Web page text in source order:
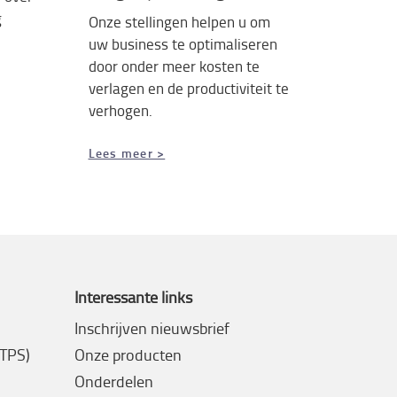
Onze stellingen helpen u om
uw business te optimaliseren
door onder meer kosten te
verlagen en de productiviteit te
verhogen.
Lees meer >
Interessante links
Inschrijven nieuwsbrief
Onze producten
Onderdelen